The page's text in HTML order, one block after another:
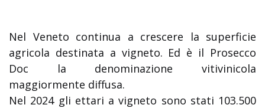
Nel Veneto continua a crescere la superficie
agricola destinata a vigneto. Ed è il Prosecco
Doc la denominazione vitivinicola
maggiormente diffusa.
Nel 2024 gli ettari a vigneto sono stati 103.500